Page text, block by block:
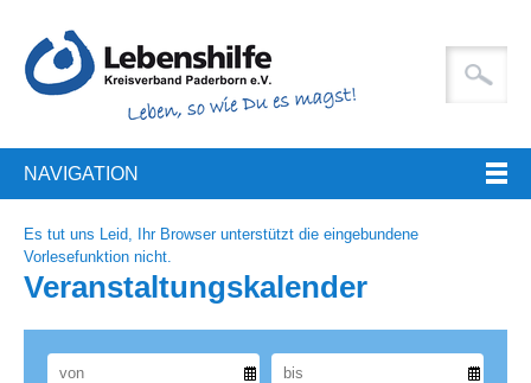
NAVIGATION
Es tut uns Leid, Ihr Browser unterstützt die eingebundene
Vorlesefunktion nicht.
Veranstaltungskalender